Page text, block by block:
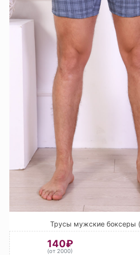
Трусы мужские боксеры
140₽
(от 2000)